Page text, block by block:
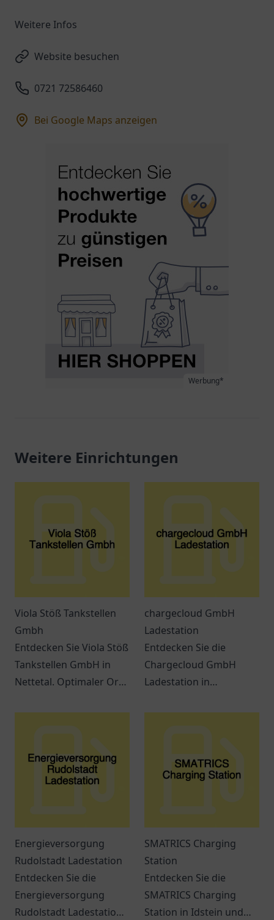
Weitere Infos
Website besuchen
0721 72586460
Bei Google Maps anzeigen
Werbung*
Weitere Einrichtungen
Viola Stöß Tankstellen
Gmbh
Entdecken Sie Viola Stöß
Tankstellen GmbH in
Nettetal. Optimaler Ort
kleine Einkäufe in
chargecloud GmbH
Ladestation
Entdecken Sie die
Chargecloud GmbH
Ladestation in
komfortable Anlaufstelle
Energieversorgung
Rudolstadt Ladestation
Entdecken Sie die
Energieversorgung
Rudolstadt Ladestation:
SMATRICS Charging
Station
Entdecken Sie die
SMATRICS Charging
Station in Idstein und